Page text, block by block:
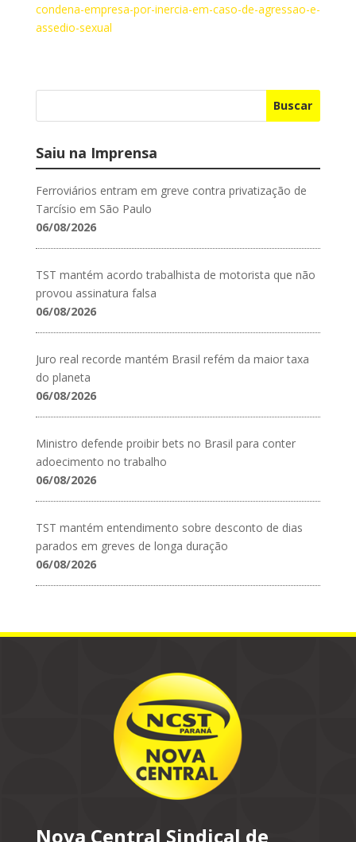
condena-empresa-por-inercia-em-caso-de-agressao-e-
assedio-sexual
Buscar
Saiu na Imprensa
Ferroviários entram em greve contra privatização de
Tarcísio em São Paulo
06/08/2026
TST mantém acordo trabalhista de motorista que não
provou assinatura falsa
06/08/2026
Juro real recorde mantém Brasil refém da maior taxa
do planeta
06/08/2026
Ministro defende proibir bets no Brasil para conter
adoecimento no trabalho
06/08/2026
TST mantém entendimento sobre desconto de dias
parados em greves de longa duração
06/08/2026
Nova Central Sindical de